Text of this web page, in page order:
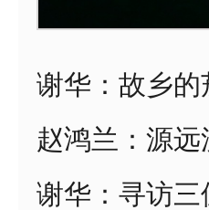
谢华：故乡的
赵鸿兰：源远
谢华：寻访